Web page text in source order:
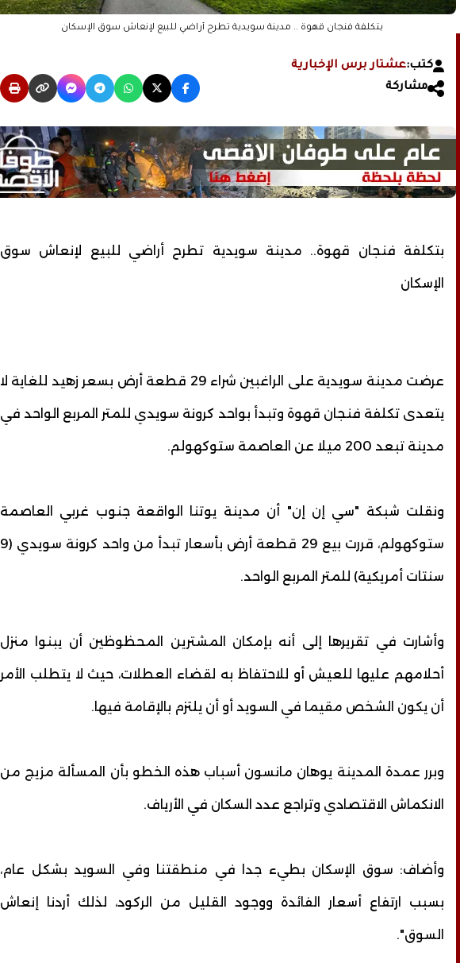
بتكلفة فنجان قهوة .. مدينة سويدية تطرح أراضي للبيع لإنعاش سوق الإسكان
كتب:عشتار برس الإخبارية
مشاركة
بتكلفة فنجان قهوة.. مدينة سويدية تطرح أراضي للبيع لإنعاش سوق
الإسكان
عرضت مدينة سويدية على الراغبين شراء 29 قطعة أرض بسعر زهيد للغاية لا
يتعدى تكلفة فنجان قهوة وتبدأ بواحد كرونة سويدي للمتر المربع الواحد في
مدينة تبعد 200 ميلا عن العاصمة ستوكهولم.
ونقلت شبكة "سي إن إن" أن مدينة يوتنا الواقعة جنوب غربي العاصمة
ستوكهولم، قررت بيع 29 قطعة أرض بأسعار تبدأ من واحد كرونة سويدي (9
سنتات أمريكية) للمتر المربع الواحد.
وأشارت في تقريرها إلى أنه بإمكان المشترين المحظوظين أن يبنوا منزل
أحلامهم عليها للعيش أو للاحتفاظ به لقضاء العطلات، حيث لا يتطلب الأمر
أن يكون الشخص مقيما في السويد أو أن يلتزم بالإقامة فيها.
وبرر عمدة المدينة يوهان مانسون أسباب هذه الخطو بأن المسألة مزيج من
الانكماش الاقتصادي وتراجع عدد السكان في الأرياف.
وأضاف: سوق الإسكان بطيء جدا في منطقتنا وفي السويد بشكل عام،
بسبب ارتفاع أسعار الفائدة ووجود القليل من الركود، لذلك أردنا إنعاش
السوق".